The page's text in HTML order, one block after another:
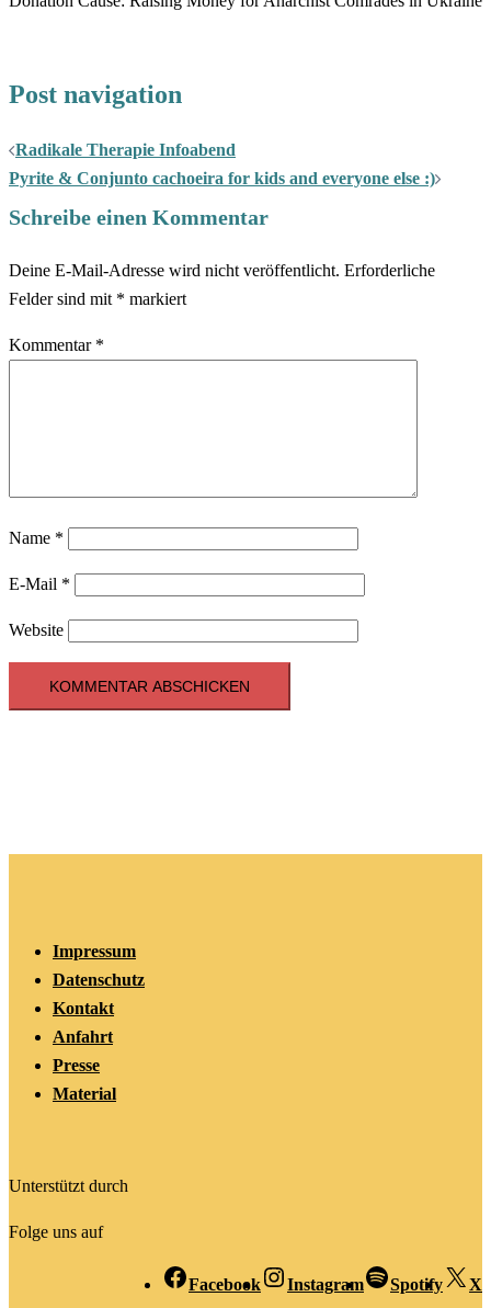
Post navigation
Radikale Therapie Infoabend
Pyrite & Conjunto cachoeira for kids and everyone else :)
Schreibe einen Kommentar
Deine E-Mail-Adresse wird nicht veröffentlicht. Erforderliche
Felder sind mit * markiert
Kommentar *
Name *
E-Mail *
Website
Impressum
Datenschutz
Kontakt
Anfahrt
Presse
Material
Unterstützt durch
Folge uns auf
Facebook Instagram Spotify X